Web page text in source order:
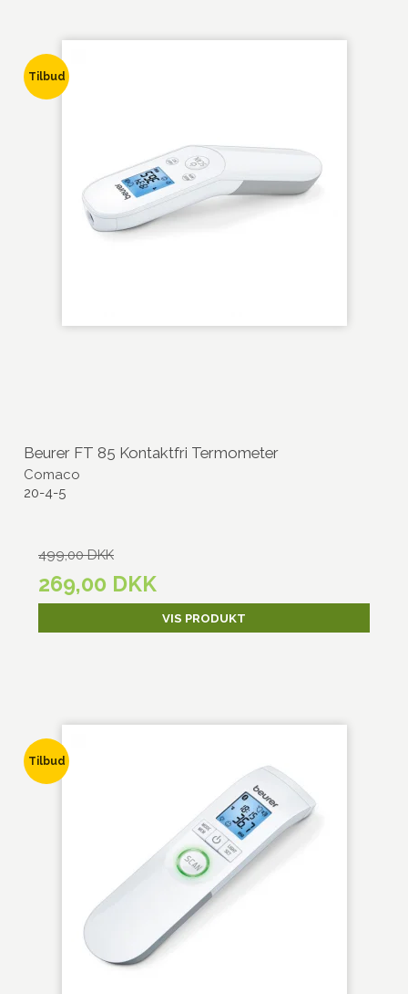
Tilbud
Beurer FT 85 Kontaktfri Termometer
Comaco
20-4-5
499,00 DKK
269,00 DKK
VIS PRODUKT
Tilbud